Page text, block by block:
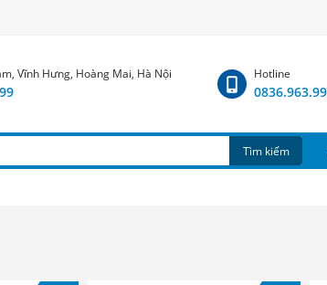
Vĩnh Hưng, Hoàng Mai, Hà Nội Hotline
Tìm kiếm